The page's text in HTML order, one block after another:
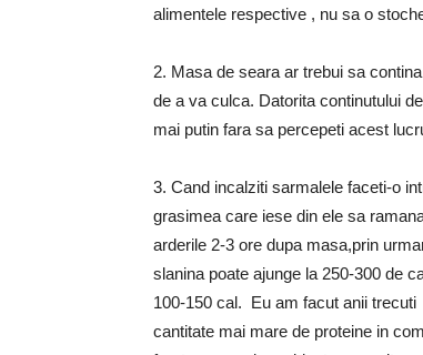
alimentele respective , nu sa o
2. Masa de seara ar trebui sa
de a va culca. Datorita continutului
mai putin fara sa percepeti acest
3. Cand incalziti sarmalele faceti-o
grasimea care iese din ele sa
arderile 2-3 ore dupa masa,prin
slanina poate ajunge la 250-300 de
100-150 cal. Eu am facut anii
cantitate mai mare de proteine in